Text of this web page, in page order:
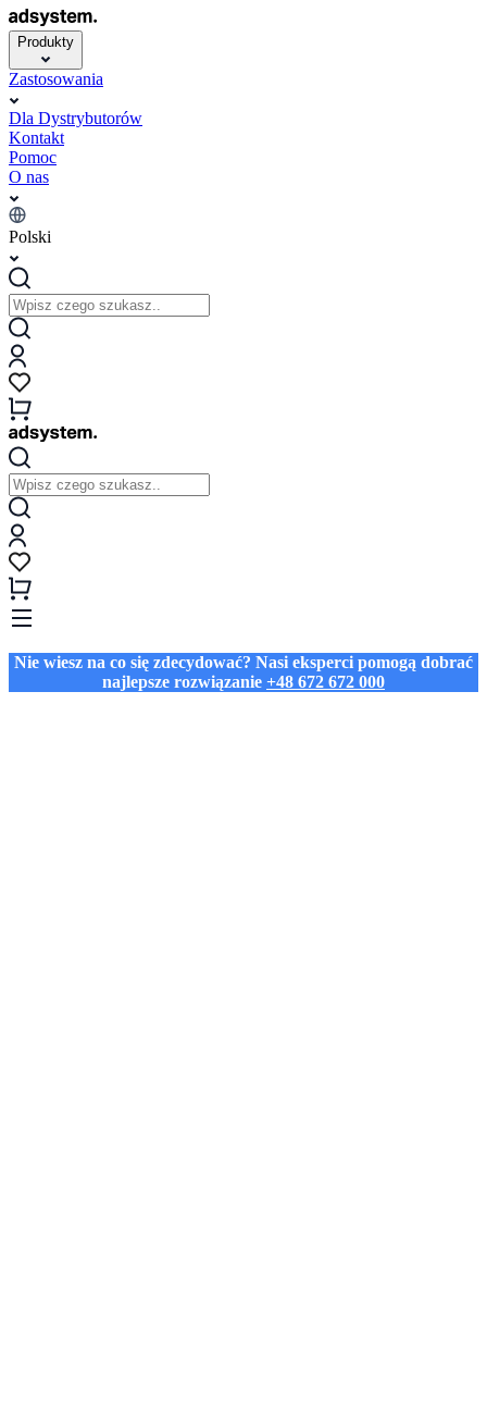
Produkty
Zastosowania
Dla Dystrybutorów
Kontakt
Pomoc
O nas
Polski
Nie wiesz na co się zdecydować? Nasi eksperci pomogą dobrać
najlepsze rozwiązanie +48 672 672 000